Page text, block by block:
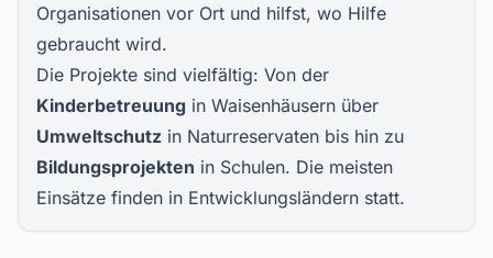
Organisationen vor Ort und hilfst, wo Hilfe
gebraucht wird.
Die Projekte sind vielfältig: Von der
Kinderbetreuung in Waisenhäusern über
Umweltschutz in Naturreservaten bis hin zu
Bildungsprojekten in Schulen. Die meisten
Einsätze finden in Entwicklungsländern statt.